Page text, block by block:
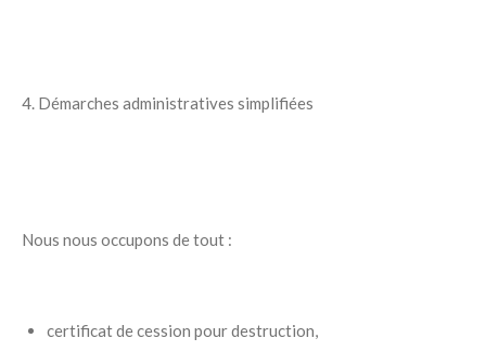
4. Démarches administratives simplifiées
Nous nous occupons de tout :
certificat de cession pour destruction,